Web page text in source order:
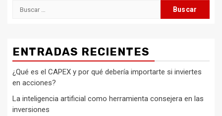
entradas
Buscar:
ENTRADAS RECIENTES
¿Qué es el CAPEX y por qué debería importarte si inviertes
en acciones?
La inteligencia artificial como herramienta consejera en las
inversiones